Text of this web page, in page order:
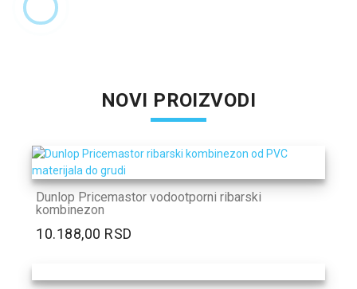
NOVI PROIZVODI
Dunlop Pricemastor vodootporni ribarski
kombinezon
10.188,00 RSD